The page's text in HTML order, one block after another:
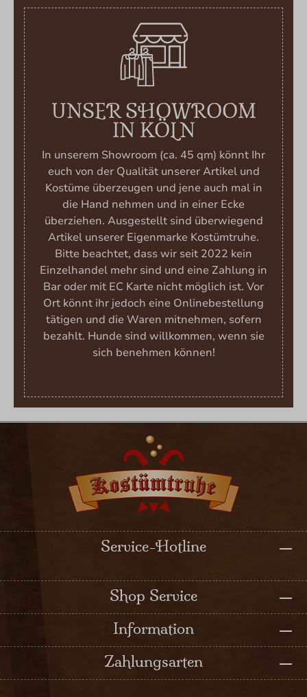
UNSER SHOWROOM
IN KÖLN
In unserem Showroom (ca. 45 qm) könnt Ihr
euch von der Qualität unserer Artikel und
Kostüme überzeugen und jene auch mal in
die Hand nehmen und in einer Ecke
überziehen. Ausgestellt sind überwiegend
Artikel unserer Eigenmarke Kostümtruhe.
Bitte beachtet, dass wir seit 2022 kein
Einzelhandel mehr sind und eine Zahlung in
Bar oder mit EC Karte nicht möglich ist. Vor
Ort könnt ihr jedoch eine Onlinebestellung
tätigen und die Waren mitnehmen, sofern
bezahlt. Hunde sind willkommen, wenn sie
sich benehmen können!
Service-Hotline
Shop Service
Information
Zahlungsarten